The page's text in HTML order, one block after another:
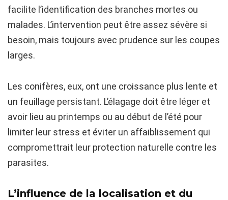
facilite l’identification des branches mortes ou
malades. L’intervention peut être assez sévère si
besoin, mais toujours avec prudence sur les coupes
larges.
Les conifères, eux, ont une croissance plus lente et
un feuillage persistant. L’élagage doit être léger et
avoir lieu au printemps ou au début de l’été pour
limiter leur stress et éviter un affaiblissement qui
compromettrait leur protection naturelle contre les
parasites.
L’influence de la localisation et du